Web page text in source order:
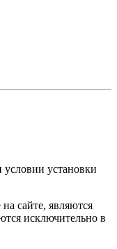
установки
сайте, являются
исключительно в